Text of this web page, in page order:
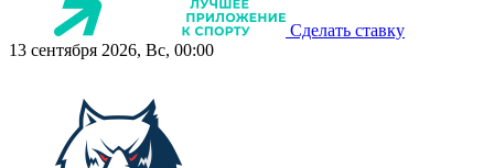
Сделать ставку
13 сентября 2026, Вс, 00:00